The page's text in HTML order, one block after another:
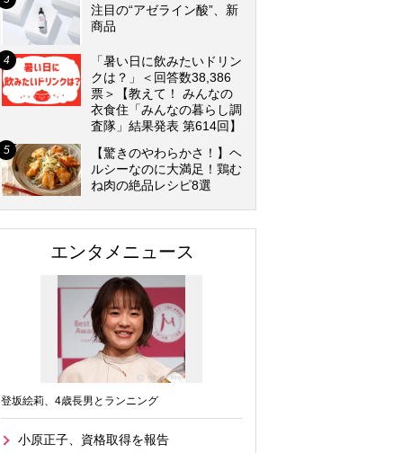
注目の“アゼライン酸”、新
商品
「暑い日に飲みたいドリン
クは？」＜回答数38,386
票＞【教えて！ みんなの
衣食住「みんなの暮らし調
査隊」結果発表 第614回】
【驚きのやわらかさ！】ヘ
ルシーなのに大満足！鶏む
ね肉の絶品レシピ8選
エンタメニュース
登坂絵莉、4歳長男とランニング
小原正子、資格取得を報告